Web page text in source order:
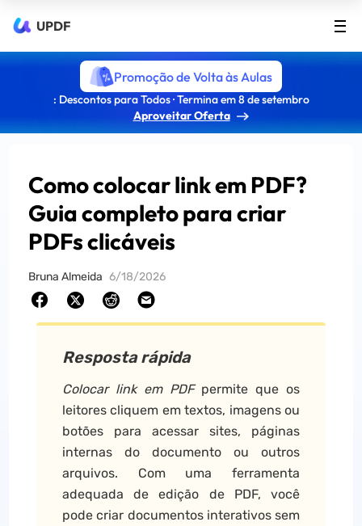
UPDF
Promoção de Volta às Aulas
: Descontos para Todos · Termina em 8 de setembro
Aproveitar Oferta
Como colocar link em PDF?
Guia completo para criar
PDFs clicáveis
Bruna Almeida 6/18/2026
Resposta rápida
Colocar link em PDFpermite que os
leitores cliquem em textos, imagens ou
botões para acessar sites, páginas
internas do documento ou outros
arquivos. Com uma ferramenta
adequada de edição de PDF, você
pode criar documentos interativos sem